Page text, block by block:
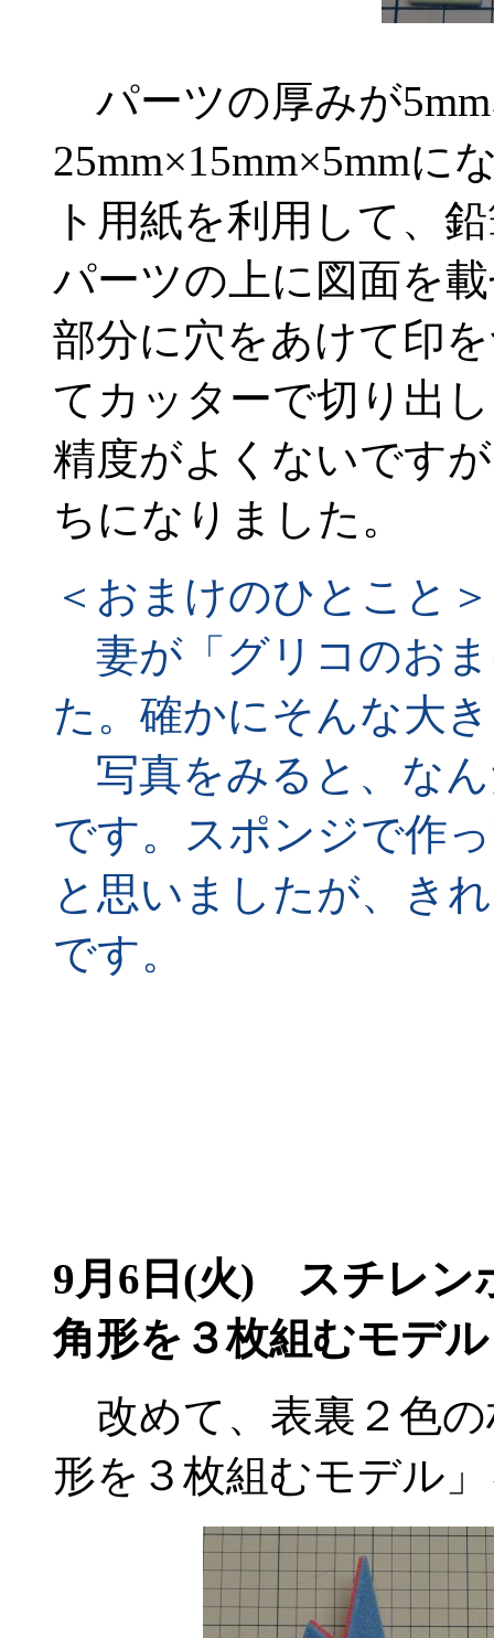
パーツの厚みが
25mm×15mm×5mmに
ト用紙を利用して、
パーツの上に図面を
部分に穴をあけて印
てカッターで切り出
精度がよくないです
ちになりました。
＜おまけのひとこと＞
妻が「グリコのお
た。確かにそんな大
写真をみると、な
です。スポンジで作
と思いましたが、き
です。
9月6日(火) スチレン
角形を３枚組むモデル
改めて、表裏２色の
形を３枚組むモデル